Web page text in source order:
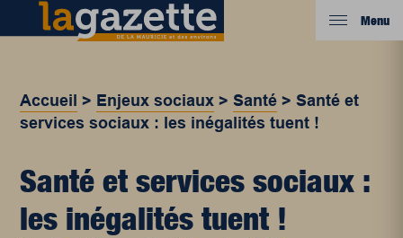
Menu
Accueil > Enjeux sociaux >Santé >Santé et
services sociaux : les inégalités tuent !
Santé et services sociaux :
les inégalités tuent !